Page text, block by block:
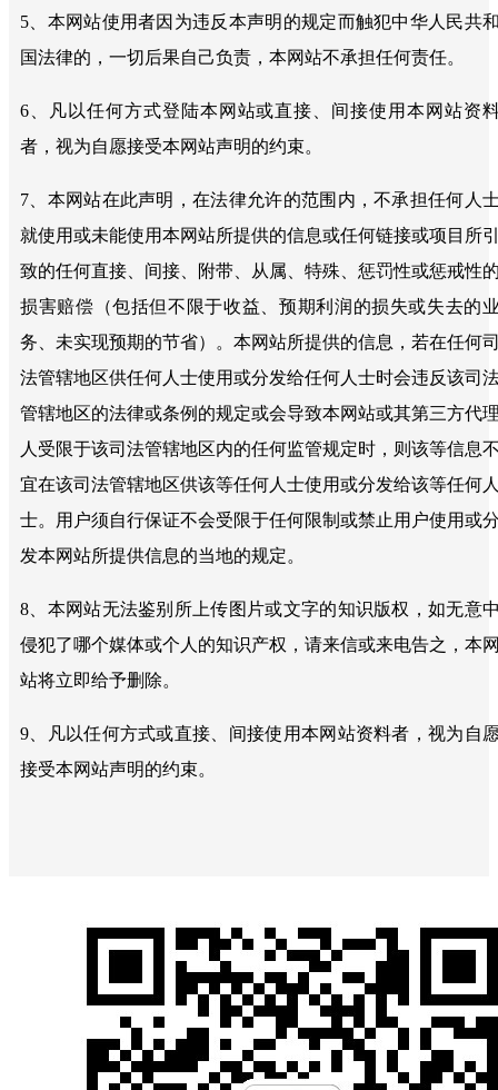
5、本网站使用者因为违反本声明的规定而触犯中华人民共
国法律的，一切后果自己负责，本网站不承担任何责任。
6、凡以任何方式登陆本网站或直接、间接使用本网站资
者，视为自愿接受本网站声明的约束。
7、本网站在此声明，在法律允许的范围内，不承担任何人
就使用或未能使用本网站所提供的信息或任何链接或项目所
致的任何直接、间接、附带、从属、特殊、惩罚性或惩戒性
损害赔偿（包括但不限于收益、预期利润的损失或失去的
务、未实现预期的节省）。本网站所提供的信息，若在任何
法管辖地区供任何人士使用或分发给任何人士时会违反该司
管辖地区的法律或条例的规定或会导致本网站或其第三方代
人受限于该司法管辖地区内的任何监管规定时，则该等信息
宜在该司法管辖地区供该等任何人士使用或分发给该等任何
士。用户须自行保证不会受限于任何限制或禁止用户使用或
发本网站所提供信息的当地的规定。
8、本网站无法鉴别所上传图片或文字的知识版权，如无意
侵犯了哪个媒体或个人的知识产权，请来信或来电告之，本
站将立即给予删除。
9、凡以任何方式或直接、间接使用本网站资料者，视为自
接受本网站声明的约束。